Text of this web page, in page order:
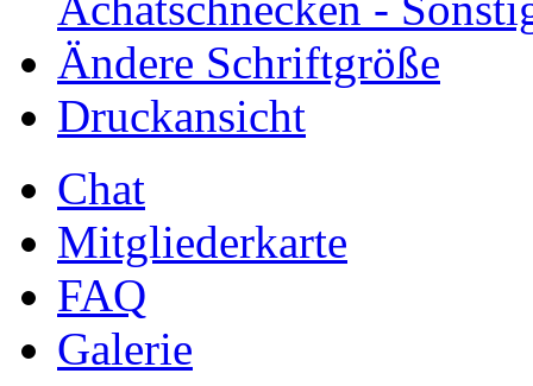
Ändere Schriftgröße
Druckansicht
Chat
Mitgliederkarte
FAQ
Galerie